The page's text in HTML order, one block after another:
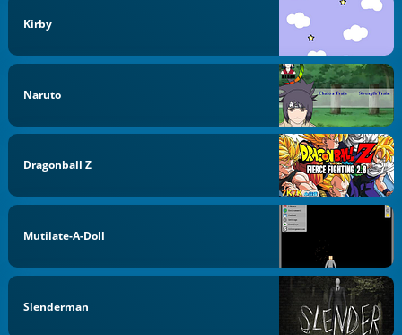
Kirby
Naruto
Dragonball Z
Mutilate-A-Doll
Slenderman